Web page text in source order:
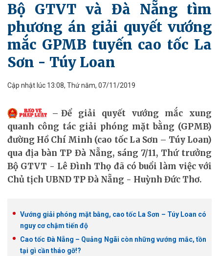
Bộ GTVT và Đà Nẵng tìm
phương án giải quyết vướng
mắc GPMB tuyến cao tốc La
Sơn - Túy Loan
Cập nhật lúc 13:08, Thứ năm, 07/11/2019
Để giải quyết vướng mắc xung
quanh công tác giải phóng mặt bằng (GPMB)
đường Hồ Chí Minh (cao tốc La Sơn – Túy Loan)
qua địa bàn TP Đà Nẵng, sáng 7/11, Thứ trưởng
Bộ GTVT - Lê Đình Thọ đã có buổi làm việc với
Chủ tịch UBND TP Đà Nẵng - Huỳnh Đức Thơ.
Vướng giải phóng mặt bằng, cao tốc La Sơn – Túy Loan có
nguy cơ chậm tiến độ
Cao tốc Đà Nẵng – Quảng Ngãi còn những vướng mắc, tồn
tại gì cần tháo gỡ!?